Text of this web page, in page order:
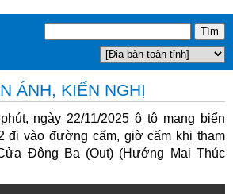
ÁNH, KIẾN NGHỊ
ngày 22/11/2025 ô tô mang biển
đi vào đường cấm, giờ cấm khi tham
Đông Ba (Out) (Hướng Mai Thúc